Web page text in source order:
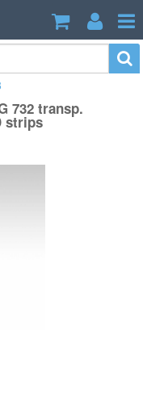
732
LED
732 transp.
strips